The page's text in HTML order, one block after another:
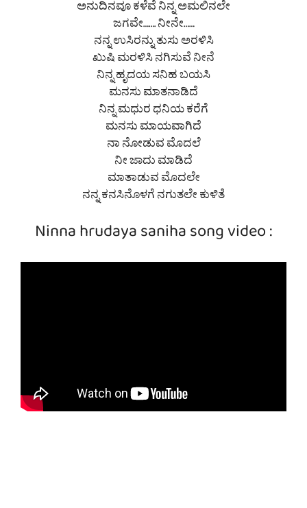
ಅನುದಿನವೂ ಕಳೆವೆ ನಿನ್ನ ಅಮಲಿನಲೇ
ಜಗವೇ……. ನೀನೇ……
ನನ್ನ ಉಸಿರನ್ನು ತುಸು ಅರಳಿಸಿ
ಖುಷಿ ಮರಳಿಸಿ ನಗಿಸುವೆ ನೀನೆ
ನಿನ್ನ ಹೃದಯ ಸನಿಹ ಬಯಸಿ
ಮನಸು ಮಾತನಾಡಿದೆ
ನಿನ್ನ ಮಧುರ ಧನಿಯ ಕರೆಗೆ
ಮನಸು ಮಾಯವಾಗಿದೆ
ನಾ ನೋಡುವ ಮೊದಲೆ
ನೀ ಜಾದು ಮಾಡಿದೆ
ಮಾತಾಡುವ ಮೊದಲೇ
ನನ್ನ ಕನಸಿನೊಳಗೆ ನಗುತಲೇ ಕುಳಿತೆ
Ninna hrudaya saniha song video :